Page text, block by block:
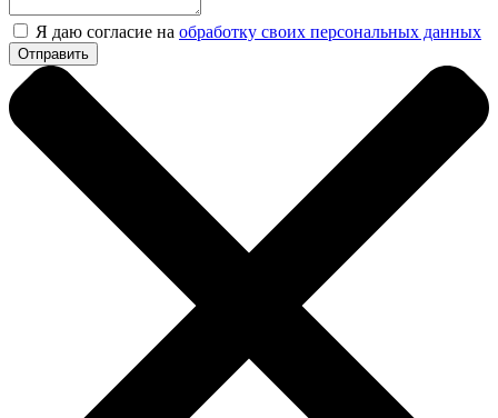
Я даю согласие на обработку своих персональных данных